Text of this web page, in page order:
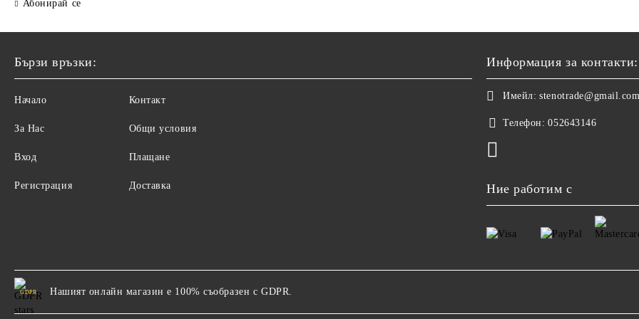
Абонирай се
Бързи връзки:
Начало
За Нас
Вход
Регистрация
Контакт
Общи условия
Плащане
Доставка
Информация за контакти:
Имейл: stenotrade@gmail.com
Телефон: 052643146
Ние работим с
GDPR Нашият онлайн магазин е 100% съобразен с GDPR.